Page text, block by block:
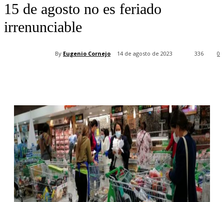
15 de agosto no es feriado
irrenunciable
By Eugenio Cornejo 14 de agosto de 2023 0
336